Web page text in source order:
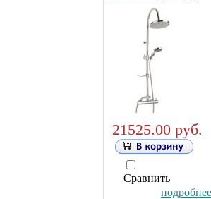
21525.00 руб.
Сравнить